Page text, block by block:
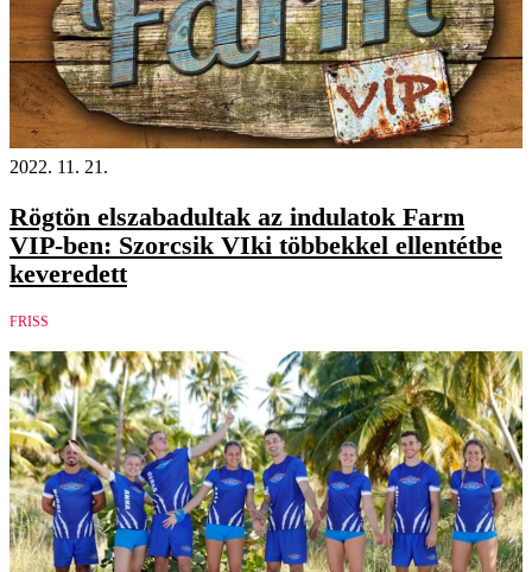
2022. 11. 21.
Rögtön elszabadultak az indulatok Farm
VIP-ben: Szorcsik VIki többekkel ellentétbe
keveredett
FRISS